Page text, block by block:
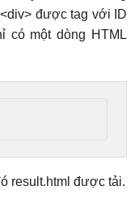
được tag với ID
có một dòng HTML
result.html được tải.